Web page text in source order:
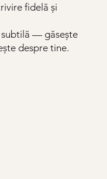
fidelă și
— găsește
despre tine.